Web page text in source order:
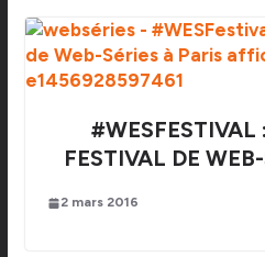
#WESFESTIVAL
FESTIVAL DE
2 mars 2016